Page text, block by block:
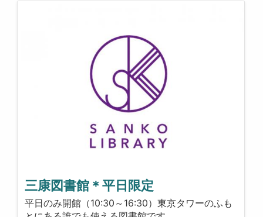
三康図書館＊平日限定
平日のみ開館（10:30～16:30）東京タワーのふも